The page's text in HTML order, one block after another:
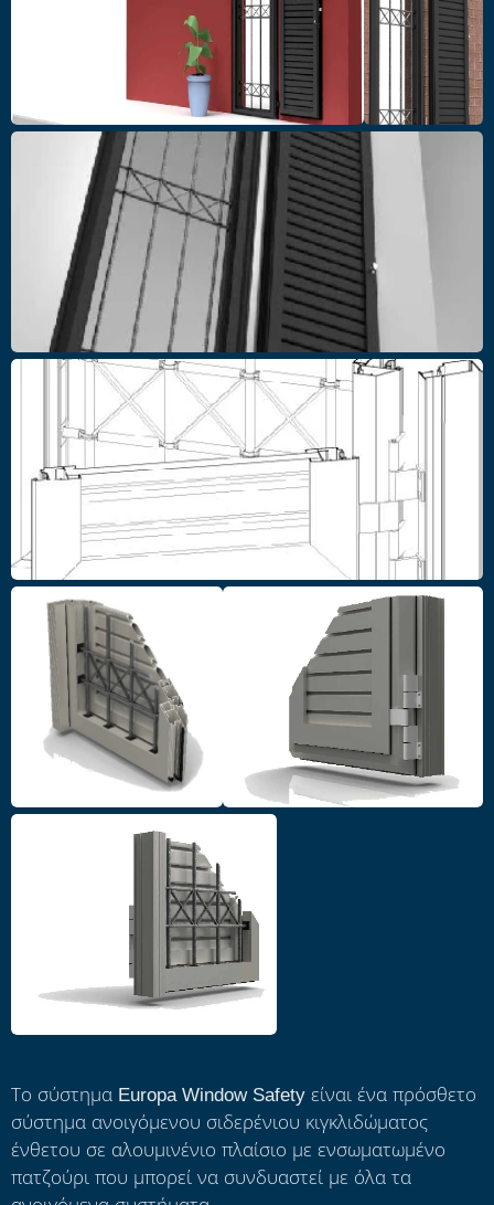
Το σύστημα Europa Window Safety είναι ένα πρόσθετο
σύστημα ανοιγόμενου σιδερένιου κιγκλιδώματος
ένθετου σε αλουμινένιο πλαίσιο με ενσωματωμένο
πατζούρι που μπορεί να συνδυαστεί με όλα τα